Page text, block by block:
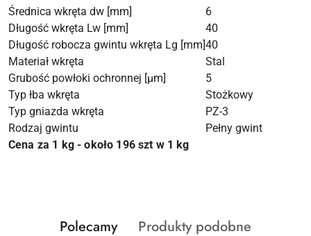
Średnica wkręta dw [mm]
6
Długość wkręta Lw [mm]
40
Długość robocza gwintu wkręta Lg [mm]40
Materiał wkręta
Stal
Grubość powłoki ochronnej [µm]
5
Typ łba wkręta
Stożkowy
Typ gniazda wkręta
PZ-3
Rodzaj gwintu
Pełny gwint
Cena za 1 kg - około 196 szt w 1 kg
Pomiń karuzelę produktów
Produkty
Polecamy
Produkty
Produkty podobne